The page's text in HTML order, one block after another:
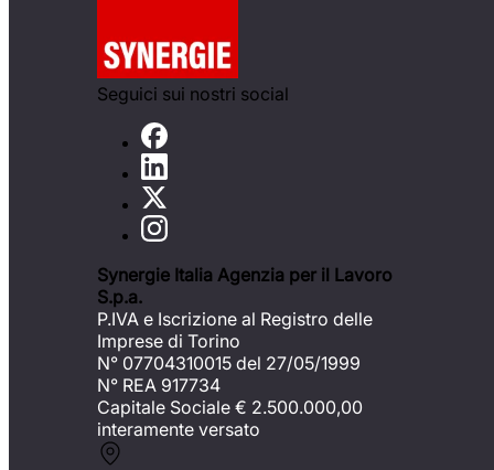
Seguici sui nostri social
Synergie Italia Agenzia per il Lavoro
S.p.a.
P.IVA e Iscrizione al Registro delle
Imprese di Torino
N° 07704310015 del 27/05/1999
N° REA 917734
Capitale Sociale € 2.500.000,00
interamente versato